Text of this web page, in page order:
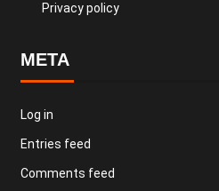
Privacy policy
META
Log in
Entries feed
Comments feed